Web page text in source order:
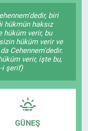
biri
hükmün haksız
hüküm verir, bu
hüküm verir ve
Cehennem'dedir.
verir, işte bu,
i şerif)
GÜNEŞ